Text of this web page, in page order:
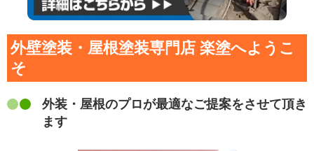
外壁塗装・屋根塗装専門店 楽塗へようこ
そ
外装・屋根のプロが最適なご提案をさせて頂き
ます